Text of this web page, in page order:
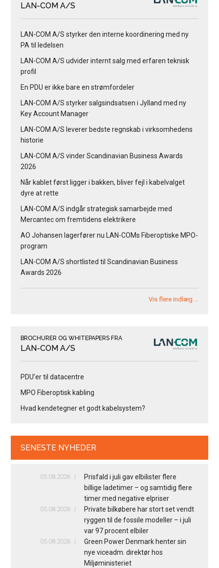
LAN-COM A/S
LAN-COM A/S styrker den interne koordinering med ny
PA til ledelsen
LAN-COM A/S udvider internt salg med erfaren teknisk
profil
En PDU er ikke bare en strømfordeler
LAN-COM A/S styrker salgsindsatsen i Jylland med ny
Key Account Manager
LAN-COM A/S leverer bedste regnskab i virksomhedens
historie
LAN-COM A/S vinder Scandinavian Business Awards
2026
Når kablet først ligger i bakken, bliver fejl i kabelvalget
dyre at rette
LAN-COM A/S indgår strategisk samarbejde med
Mercantec om fremtidens elektrikere
AO Johansen lagerfører nu LAN-COMs Fiberoptiske MPO-
program
LAN-COM A/S shortlisted til Scandinavian Business
Awards 2026
Vis flere indlæg …
BROCHURER OG WHITEPAPERS FRA
LAN-COM A/S
PDU’er til datacentre
MPO Fiberoptisk kabling
Hvad kendetegner et godt kabelsystem?
SENESTE NYHEDER
05.08.2026
Prisfald i juli gav elbilister flere
billige ladetimer – og samtidig flere
timer med negative elpriser
05.08.2026
Private bilkøbere har stort set vendt
ryggen til de fossile modeller – i juli
var 97 procent elbiler
05.08.2026
Green Power Denmark henter sin
nye viceadm. direktør hos
Miljøministeriet